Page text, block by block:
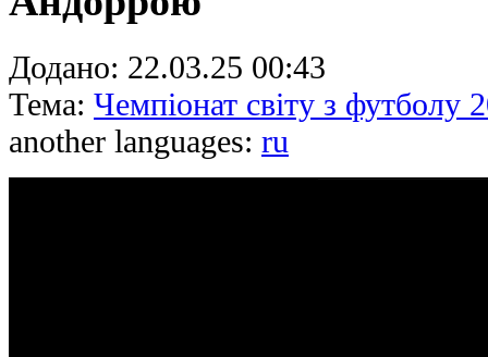
Додано: 22.03.25 00:43
Тема: Чемпіонат світу з футболу
another languages: ru